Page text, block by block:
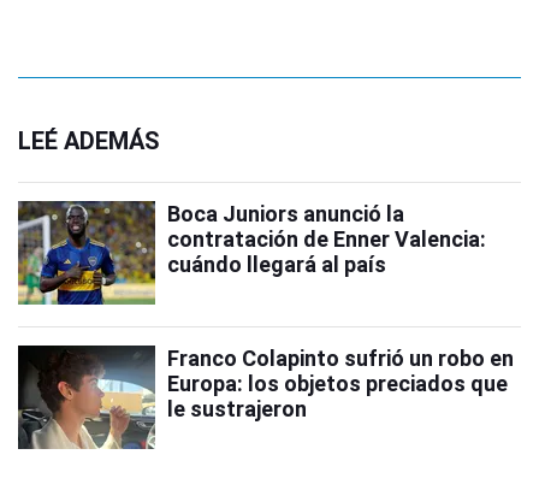
LEÉ ADEMÁS
Boca Juniors anunció la
contratación de Enner Valencia:
cuándo llegará al país
Franco Colapinto sufrió un robo en
Europa: los objetos preciados que
le sustrajeron